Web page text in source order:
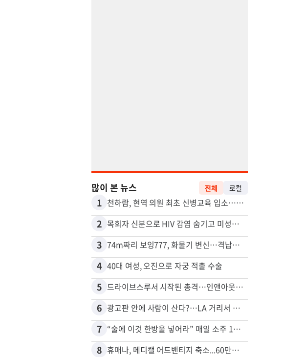
많이 본 뉴스 전체 로컬
1 천하람, 현역 의원 최초 신병교육 입소…논산서 2박3일 생활
2 목회자 신분으로 HIV 감염 숨기고 미성년자와 성관계
3 74m짜리 보잉777, 화물기 변신…격납고서 ‘보물’ 찾는 인천공항
4 40대 여성, 오진으로 자궁 적출 수술
5 드라이브스루서 시작된 총격…인앤아웃 참사 영상 공개
6 광고판 안에 사람이 산다?…LA 거리서 화제
7 “술에 이것 한방울 넣어라” 매일 소주 1병 까는 91세의 철칙
8 휴매나, 메디캘 어드밴티지 축소...60만명 플랜 상실 위기